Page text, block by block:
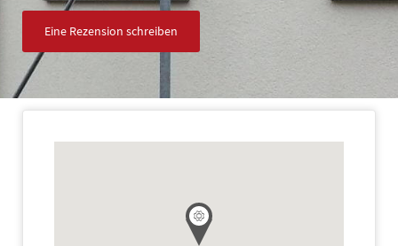
Eine Rezension schreiben